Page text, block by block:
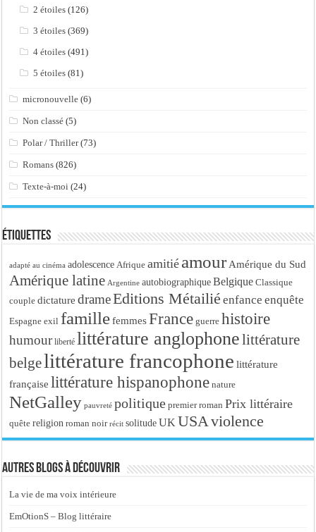
2 étoiles (126)
3 étoiles (369)
4 étoiles (491)
5 étoiles (81)
micronouvelle (6)
Non classé (5)
Polar / Thriller(73)
Romans (826)
Texte-à-moi (24)
Étiquettes
adapté au cinéma adolescence Afrique amitié amour Amérique du Sud
Amérique latine Argentine autobiographique Belgique Classique
couple dictature drameEditions Métailié enfance enquête
Espagne exil famille femmes France guerre histoire
humour liberté littérature anglophonelittérature
belgelittérature francophone littérature
française littérature hispanophone nature
NetGalley pauvreté politique premier roman Prix littéraire
quête religion roman noir récit solitude UK USAviolence
Autres blogs à découvrir
La vie de ma voix intérieure
EmOtionS – Blog littéraire